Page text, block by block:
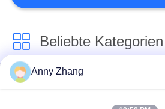
Beliebte Kategorien
Batterieübergangswagen
Anny Zhang